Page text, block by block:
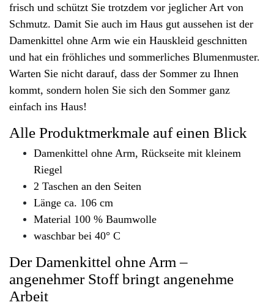
frisch und schützt Sie trotzdem vor jeglicher Art von
Schmutz. Damit Sie auch im Haus gut aussehen ist der
Damenkittel ohne Arm wie ein Hauskleid geschnitten
und hat ein fröhliches und sommerliches Blumenmuster.
Warten Sie nicht darauf, dass der Sommer zu Ihnen
kommt, sondern holen Sie sich den Sommer ganz
einfach ins Haus!
Alle Produktmerkmale auf einen Blick
Damenkittel ohne Arm, Rückseite mit kleinem
Riegel
2 Taschen an den Seiten
Länge ca. 106 cm
Material 100 % Baumwolle
waschbar bei 40° C
Der Damenkittel ohne Arm –
angenehmer Stoff bringt angenehme
Arbeit